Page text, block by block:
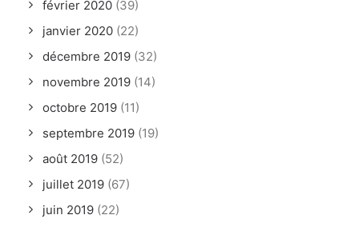
février 2020 (39)
janvier 2020 (22)
décembre 2019 (32)
novembre 2019 (14)
octobre 2019 (11)
septembre 2019 (19)
août 2019 (52)
juillet 2019 (67)
juin 2019 (22)